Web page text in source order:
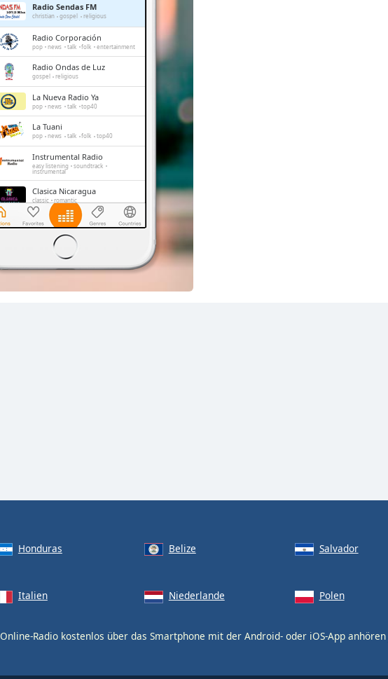
Radio Sendas FM
christian gospel religious
Radio Corporación
pop news talk folk entertainment
Radio Ondas de Luz
gospel religious
La Nueva Radio Ya
pop news talk top40
La Tuani
pop news talk folk top40
Instrumental Radio
easy listening soundtrack
instrumental
Clasica Nicaragua
classic romantic
Radio ABC Stereo
pop news talk
Radio Tigre 93.9 FM
news talk
Honduras Belize Salvador
Italien Niederlande Polen
Radio kostenlos über das Smartphone mit der Android- oder iOS-App anhören